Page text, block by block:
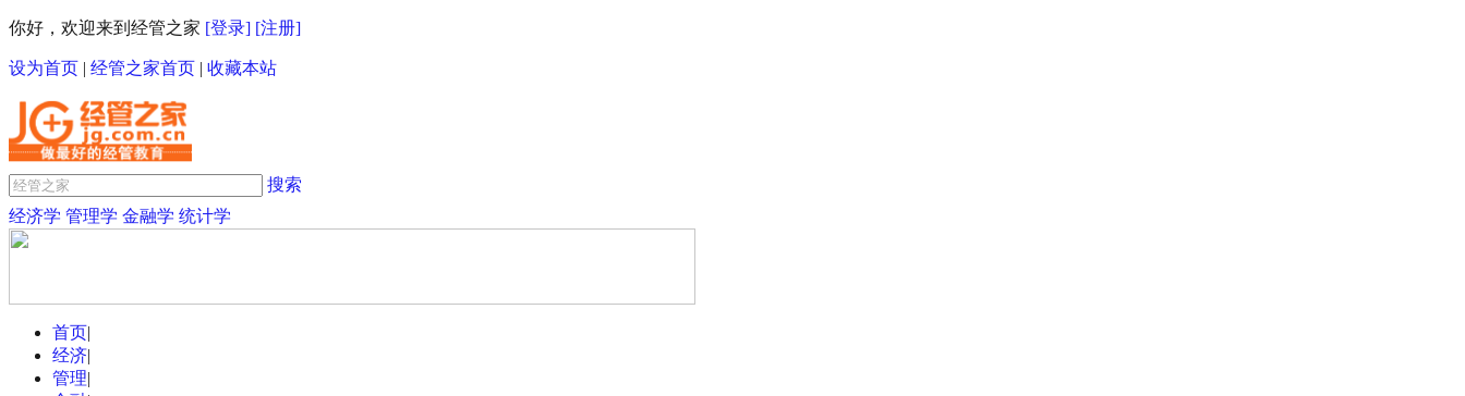
你好，欢迎来到经管之家 [登录] [注册]
设为首页 | 经管之家首页 | 收藏本站
搜索
经济学 管理学 金融学 统计学
首页|
经济|
管理|